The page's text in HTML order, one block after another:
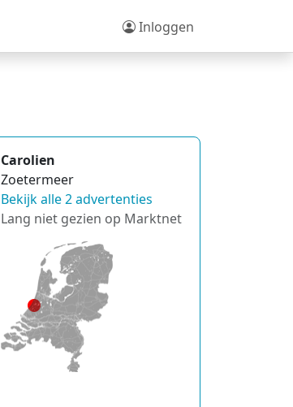
Inloggen
Carolien
Zoetermeer
Bekijk alle 2 advertenties
Lang niet gezien op Marktnet